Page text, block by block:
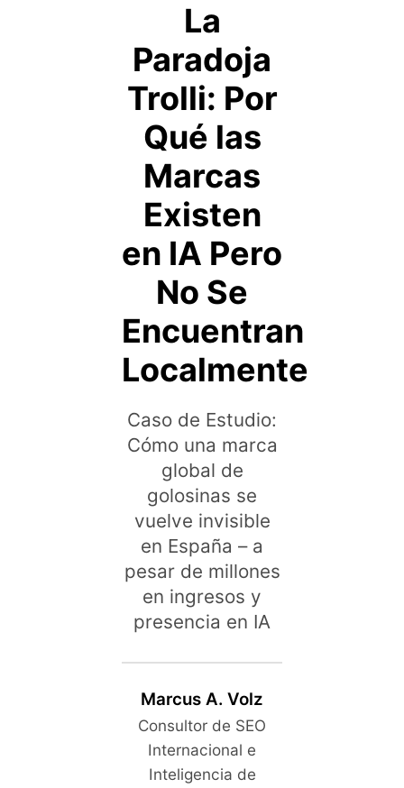
La
Paradoja
Trolli: Por
Qué las
Marcas
Existen
en IA Pero
No Se
Encuentran
Localmente
Caso de Estudio:
Cómo una marca
global de
golosinas se
vuelve invisible
en España – a
pesar de millones
en ingresos y
presencia en IA
Marcus A. Volz
Consultor de SEO
Internacional e
Inteligencia de